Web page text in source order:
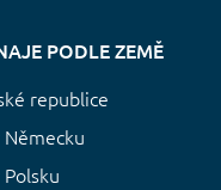
PODLE ZEMĚ
republice